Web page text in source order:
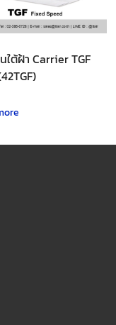
ใต้ฝ้า Carrier TGF